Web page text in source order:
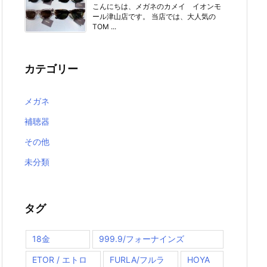
こんにちは、メガネのカメイ イオンモ
ール津山店です。 当店では、大人気の
TOM ...
カテゴリー
メガネ
補聴器
その他
未分類
タグ
18金 999.9/フォーナインズ
ETOR / エトロ FURLA/フルラ HOYA